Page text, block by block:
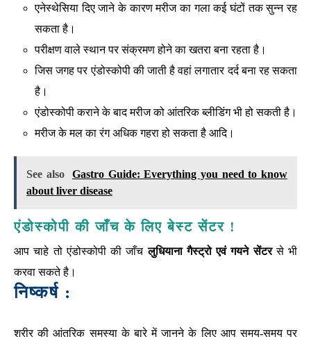
एनेस्थेसिया दिए जाने के कारण मरीज का गला कई घंटों तक सुन्न रह
सकता है।
परीक्षण वाले स्थान पर संक्रमण होने का खतरा बना रहता है।
जिस जगह पर एंडोस्कोपी की जाती है वहां लगातार दर्द बना रह सकता
है।
एंडोस्कोपी कराने के बाद मरीज को आंतरिक ब्लीडिंग भी हो सकती है।
मरीज के मल का रंग अधिक गहरा हो सकता है आदि।
See also
Gastro Guide: Everything you need to know
about liver disease
एंडोस्कोपी की जाँच के लिए बेस्ट सेंटर !
आप चाहे तो एंडोस्कोपी की जाँचलुधियाना गैस्ट्रो एवं गयने सेंटरसे भी
करवा सकते है।
निष्कर्ष :
शरीर की आंतरिक समस्या के बारे में जानने के लिए आप समय-समय पर